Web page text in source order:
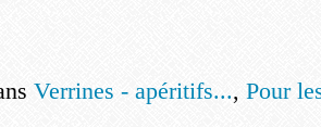
Verrines - apéritifs..., Pour